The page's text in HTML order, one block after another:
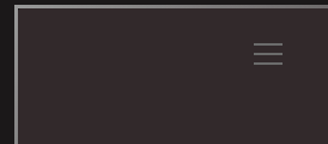
menüyü
aç